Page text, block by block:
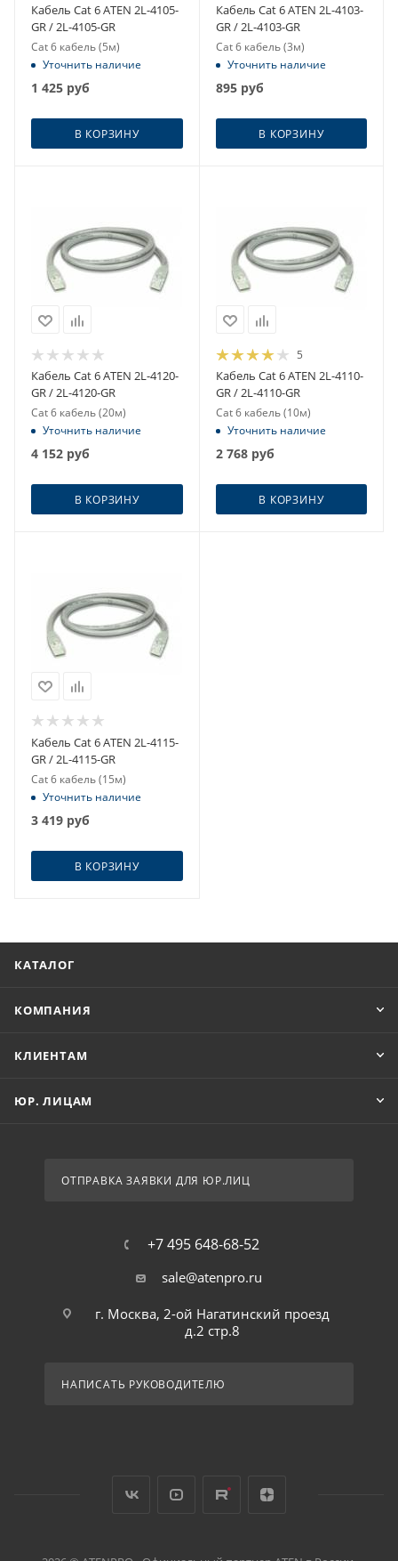
Кабель Cat 6 ATEN 2L-4105-
GR / 2L-4105-GR
Cat 6 кабель (5м)
Уточнить наличие
1 425 руб
В КОРЗИНУ
Кабель Cat 6 ATEN 2L-4103-
GR / 2L-4103-GR
Cat 6 кабель (3м)
Уточнить наличие
895руб
В КОРЗИНУ
Кабель Cat 6 ATEN 2L-4120-
GR / 2L-4120-GR
Cat 6 кабель (20м)
Уточнить наличие
4 152 руб
В КОРЗИНУ
5
Кабель Cat 6 ATEN 2L-4110-
GR / 2L-4110-GR
Cat 6 кабель (10м)
Уточнить наличие
2 768руб
В КОРЗИНУ
Кабель Cat 6 ATEN 2L-4115-
GR / 2L-4115-GR
Cat 6 кабель (15м)
Уточнить наличие
3 419 руб
В КОРЗИНУ
КАТАЛОГ
КОМПАНИЯ
КЛИЕНТАМ
ЮР. ЛИЦАМ
ОТПРАВКА ЗАЯВКИ ДЛЯ ЮР.ЛИЦ
+7 495 648-68-52
sale@atenpro.ru
г. Москва, 2-ой Нагатинский проезд
д.2 стр.8
НАПИСАТЬ РУКОВОДИТЕЛЮ